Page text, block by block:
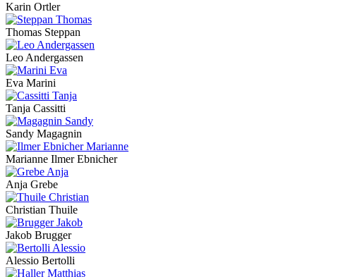
Karin Ortler
Thomas Steppan
Leo Andergassen
Eva Marini
Tanja Cassitti
Sandy Magagnin
Marianne Ilmer Ebnicher
Anja Grebe
Christian Thuile
Jakob Brugger
Alessio Bertolli